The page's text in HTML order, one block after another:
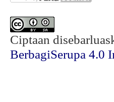
Ciptaan
BerbagiSerupa 4.0